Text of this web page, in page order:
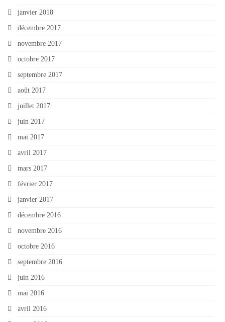
janvier 2018
décembre 2017
novembre 2017
octobre 2017
septembre 2017
août 2017
juillet 2017
juin 2017
mai 2017
avril 2017
mars 2017
février 2017
janvier 2017
décembre 2016
novembre 2016
octobre 2016
septembre 2016
juin 2016
mai 2016
avril 2016